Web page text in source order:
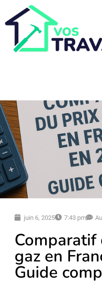
juin 6, 2025 7:43 pm
gaz en
Guide